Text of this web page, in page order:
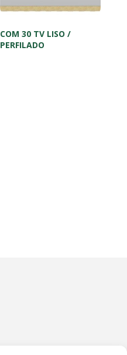
COM 30 TV LISO /
PERFILADO